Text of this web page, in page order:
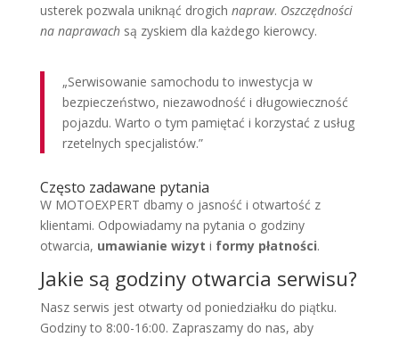
usterek pozwala uniknąć drogich napraw. Oszczędności
na naprawachsą zyskiem dla każdego kierowcy.
„Serwisowanie samochodu to inwestycja w
bezpieczeństwo, niezawodność i długowieczność
pojazdu. Warto o tym pamiętać i korzystać z usług
rzetelnych specjalistów.”
Często zadawane pytania
W MOTOEXPERT dbamy o jasność i otwartość z
klientami. Odpowiadamy na pytania o godziny
otwarcia, umawianie wizyt i formy płatności.
Jakie są godziny otwarcia serwisu?
Nasz serwis jest otwarty od poniedziałku do piątku.
Godziny to 8:00-16:00. Zapraszamy do nas, aby